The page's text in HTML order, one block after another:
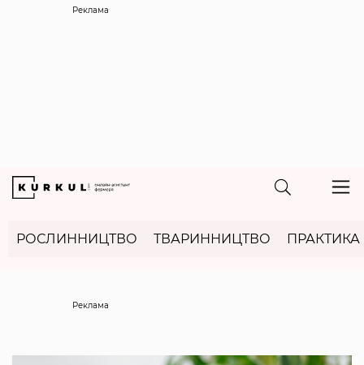
Реклама
РОСЛИННИЦТВО ТВАРИННИЦТВО ПРАКТИКА
Реклама